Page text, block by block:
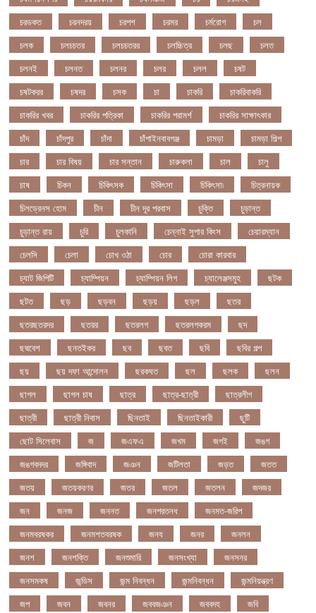
চরডকত
চরনদরয় চরপশ চরমর চর্মরোগ
চল
চলক
চলচচতর চলচচতরর চলচ্চিত্র চলছ
চলত
চলনই
চলনত চলনর চলর চলল
চষট
চষটকরর
চষদর চসক চা চাকরি
চাকরিবাকরি
চাকরির খবর
চাকরির পত্রিকা চাকরির পরামর্শ
চাকরির সাক্ষাৎকার
চাঁদ
চাঁদপুর চাঁদা চাঁপাইনবাবগঞ্জ চামড়া
চামড়া শিল্প
চার
চার বিষয় চার সন্তান চারুকলা চাল
চালু
চাষ
চিকন চিকিৎসক চিকিৎসা চিকিৎসা৷
চিত্রনায়ক
চিলড্রেনস হোম
চীন চীন দূর পরবাস চুক্তি
চুড়ান্ত
চুড়ান্ত রায়
চুরি চুলকানি চেন্নাই সুপার কিংস
চেয়ারম্যান
চেলসি
চেলা চোখ ওঠা চোর
চোরা কারবার
চ্যাট জিপিটি
চ্যাম্পিয়ন চ্যাম্পিয়ন লিগ চ্যালেঞ্জসমুহ
ছটক
ছটত
ছড় ছড়বন ছড়য় ছড়ল
ছতর
ছতরছতরদর
ছতরর ছতরলগ ছতরলগকরম
ছদ
ছদ্মবেশ
ছনতইকর ছব ছবত ছবি
ছবির গল্প
ছয়
ছয় দফা আন্দোলন ছরকঘত ছল ছলক
ছলন
ছাগল
ছাগল চাষ ছাত্র ছাত্র-ছাত্রী
ছাত্রলীগ
ছাত্রী
ছাত্রী নিবাস ছিনতাই ছিনতাইকারী
ছুটি
ছোট সিলেবাস
জ জএফএ জখম জগই
জঙগ
জঙগবদদর
জঙ্গিবাদ জঞন জটিলতা জড়ত
জতত
জতয়
জতয়করণর জতর জতল জতলন
জদজর
জন
জনজ জননত জনপরতনধ
জনমত-জরিপ
জনমবরষকর
জনমশতবরষক জনয জনর
জনলন
জনশ
জনশক্তি জনশুমারি জনসংখ্যা
জনসনর
জনসমকষ
জন্ডিস জন্ম নিবন্ধন জন্মনিবন্ধন
জন্মনিয়ন্ত্রণ
জপ
জবন জবনর জববজঞন জববদহ
জবি